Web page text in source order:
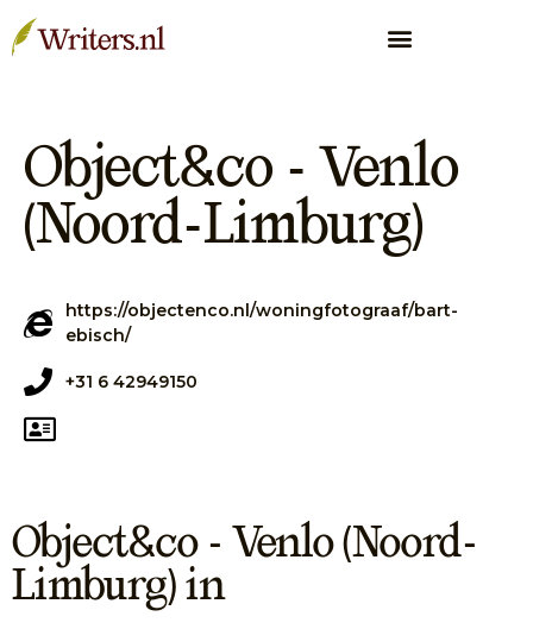
Object&co - Venlo
(Noord-Limburg)
https://objectenco.nl/woningfotograaf/bart-
ebisch/
+31 6 42949150
Object&co - Venlo (Noord-
Limburg) in